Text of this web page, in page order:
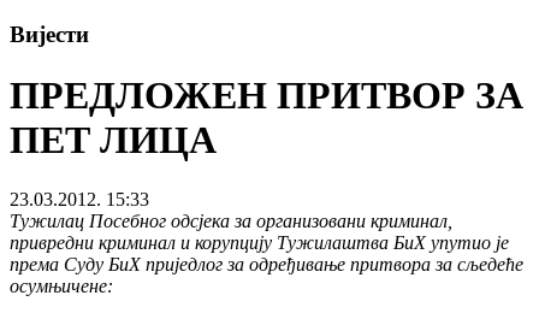
Вијести
ПРЕДЛОЖЕН ПРИТВОР ЗА
ПЕТ ЛИЦА
23.03.2012. 15:33
Тужилац Посебног одсјека за организовани криминал,
привредни криминал и корупцију Тужилаштва БиХ упутио је
према Суду БиХ приједлог за одређивање притвора за сљедеће
осумњичене: